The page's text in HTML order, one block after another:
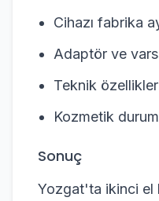
Cihazı fabrika
Adaptör ve
Teknik
Kozmetik
Sonuç
Yozgat'ta ikinci el